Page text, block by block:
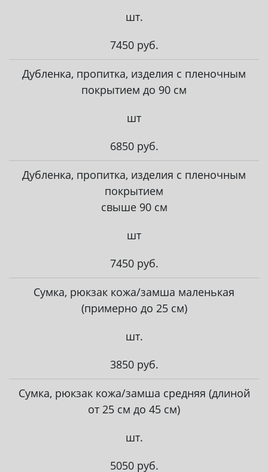
шт.
7450 руб.
Дубленка, пропитка, изделия с пленочным
покрытием до 90 см
шт
6850 руб.
Дубленка, пропитка, изделия с пленочным
покрытием
свыше 90 см
шт
7450 руб.
Сумка, рюкзак кожа/замша маленькая
(примерно до 25 см)
шт.
3850 руб.
Сумка, рюкзак кожа/замша средняя (длиной
от 25 см до 45 см)
шт.
5050 руб.